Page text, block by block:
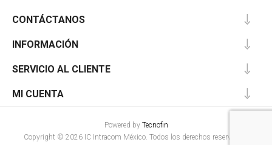
CONTÁCTANOS
INFORMACIÓN
SERVICIO AL CLIENTE
MI CUENTA
Powered by Tecnofin
Copyright © 2026 IC Intracom México. Todos los derechos reservados.